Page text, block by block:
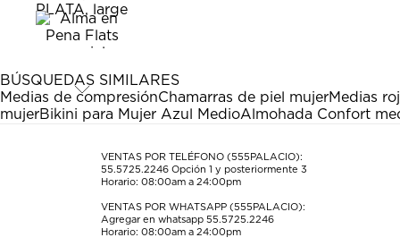
el
artículo
con
estrella
Esta
acción
abrirá
formulario
el
artículo
con
estrellas.
Esta
acción
abrirá
formulario
de
el
estrellas.
Esta
acción
abrirá
formulario
de
estrellas.
Esta
acción
abrirá
formulario
de
acción
abrirá
formulario
de
envío.
BÚSQUEDAS SIMILARES
Medias de compresiónChamarras de piel mujerMedias
mujerBikini para Mujer Azul MedioAlmohada Confort
VENTAS POR TELÉFONO (555PALACIO):
55.5725.2246 Opción 1 y posteriormente 3
Horario: 08:00am a 24:00pm
VENTAS POR WHATSAPP (555PALACIO):
Agregar en whatsapp 55.5725.2246
Horario: 08:00am a 24:00pm